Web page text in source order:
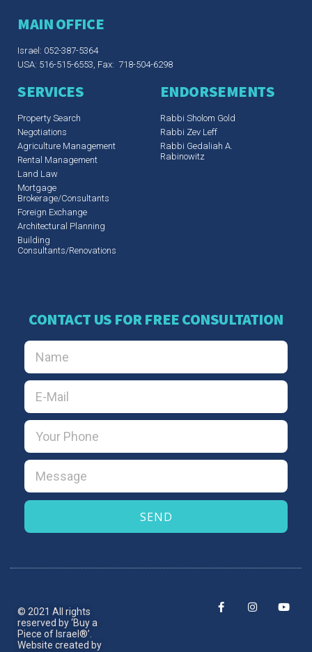
MAIN OFFICE
Israel: 052-387-5364
USA: 516-515-6553, Fax: 718-504-6298
SERVICES
Property Search
Negotiations
Agriculture Management
Rental Management
Land Law
Mortgage
Brokerage/Consultants
Foreign Exchange
Architectural Planning
Building
Consultants/Renovations
ENDORSEMENTS
Rabbi Sholom Gold
Rabbi Zev Leff​
Rabbi Gedaliah A.
Rabinowitz
CONTACT US FOR FREE CONSULTATION
SEND
© 2021 All rights
reserved by ‘Buy a
Piece of Israel®’.​
Website created by